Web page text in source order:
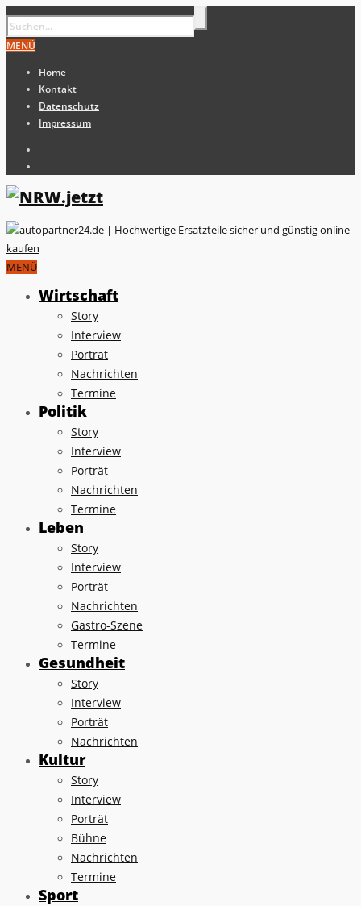
MENÜ
Home
Kontakt
Datenschutz
Impressum
MENÜ
Wirtschaft
Story
Interview
Porträt
Nachrichten
Termine
Politik
Story
Interview
Porträt
Nachrichten
Termine
Leben
Story
Interview
Porträt
Nachrichten
Gastro-Szene
Termine
Gesundheit
Story
Interview
Porträt
Nachrichten
Kultur
Story
Interview
Porträt
Bühne
Nachrichten
Termine
Sport